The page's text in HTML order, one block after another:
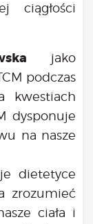
ciągłości
jako
podczas
kwestiach
dysponuje
na nasze
dietetyce
zrozumieć
ciała i